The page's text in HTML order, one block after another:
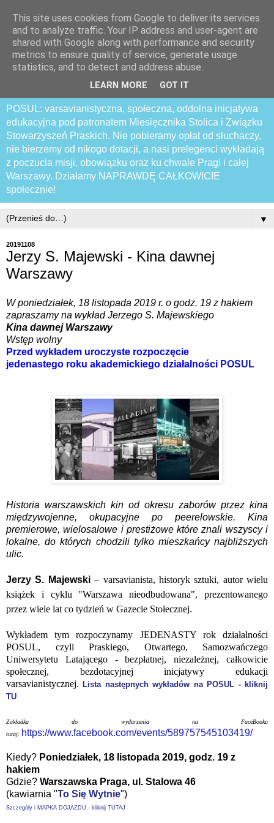
Praski Otwarty
Samozwańczy Uniwersytet
POSUL: varsavianistyczna, społeczna, oddolna inicjatywa
edukacyjna pod patronatem Miesięcznika Stolica i Związku
Stowarzyszeń Praskich. Nie pobieramy opłat od słuchaczy,
nie bierzemy od nikogo dotacji, a nasi prelegenci wykładają
z poczucia misji, obowiązku oraz ku chwale Pragi i całej
Warszawy. Działamy NAPRAWDĘ CAŁKOWICIE
społecznie!
▼
20191108
Jerzy S. Majewski - Kina dawnej
Warszawy
W poniedziałek, 18 listopada 2019 r. o godz. 19 z hakiem
zapraszamy na wykład Jerzego S. Majewskiego
Kina dawnej Warszawy
Wstęp wolny
Przed wykładem uroczyste rozpoczęcie
jedenastego roku akademickiego działalności POSUL
Historia warszawskich kin od okresu zaborów przez kina
międzywojenne, okupacyjne po peerelowskie. Kina
premierowe, wielosalowe i prestiżowe które znali wszyscy i
lokalne, do których chodzili tylko mieszkańcy najbliższych
ulic.
Jerzy S. Majewski– varsavianista, historyk sztuki, autor wielu
książek i cyklu "Warszawa nieodbudowana", prezentowanego
przez wiele lat co tydzień w Gazecie Stołecznej.
Wykładem tym rozpoczynamy JEDENASTY rok działalności
POSUL, czyli Praskiego, Otwartego, Samozwańczego
Uniwersytetu Latającego - bezpłatnej, niezależnej, całkowicie
społecznej, bezdotacyjnej inicjatywy edukacji
varsavianistycznej.Lista następnych wykładów na POSUL - kliknij
TU
Zakładka do wydarzenia na FaceBooku
tutaj: https://www.facebook.com/events/589757545103419/
Kiedy? Poniedziałek, 18 listopada 2019, godz. 19 z
hakiem
Gdzie? Warszawska Praga, ul. Stalowa 46
(kawiarnia "To Się Wytnie")
Szczegóły i MAPKA DOJAZDU - kliknij TUTAJ
This site uses cookies from Google to deliver its services
and to analyze traffic. Your IP address and user-agent are
shared with Google along with performance and security
metrics to ensure quality of service, generate usage
statistics, and to detect and address abuse.
LEARN MORE GOT IT